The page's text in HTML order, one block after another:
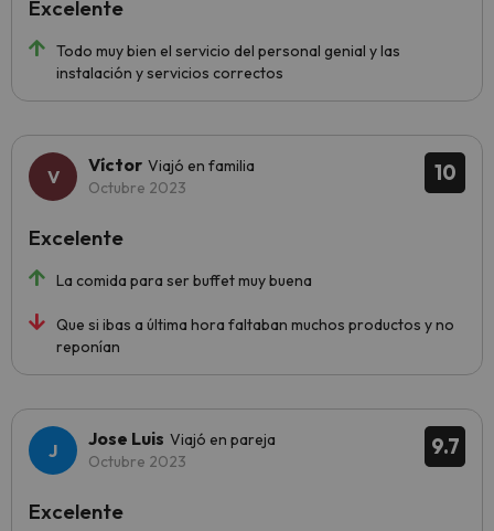
Todo muy bien el servicio del personal genial y las
instalación y servicios correctos
Excelente
10
Víctor Viajó en familia
Octubre 2023
La comida para ser buffet muy buena
Que si ibas a última hora faltaban muchos productos y no
reponían
Excelente
9.7
Jose Luis Viajó en pareja
Octubre 2023
Excelente